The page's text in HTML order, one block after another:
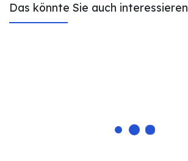
Das könnte Sie auch interessieren